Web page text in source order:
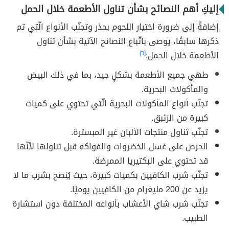
إليكِ أهم النصائح بشأن تناول الأطعمة خلال الحمل
إضافةً إلى ضرورة اختيار اللحوم بحذر وتجنّب الأنواع الّتي تم
ذكرها سابقًا، يوصى باتّباع النصائح الآتية بشأن تناول
الأطعمة خلال الحمل:[٦]
طهي جميع الأطعمة بشكلٍ جيد، بما في ذلك البيض
والمأكولات البحرية.
تجنّب أنواع المأكولات البحرية الّتي تحتوي على كميات
كبيرة من الزئبق.
تجنّب تناول منتجات الألبان غير المبسترة.
الحرص على غسل الخضروات والفواكه قبل تناولها لأنّها
قد تحتوي على البكتيريا الممرضة.
تجنّب شرب الكافيين بكميات كبيرة، حيث يُنصح بشرب ما لا
يزيد عن 200 مليغرام من الكافيين يوميًا.
تجنّب شرب شاي الأعشاب بأنواعه المختلفة دون استشارة
الطبيب.